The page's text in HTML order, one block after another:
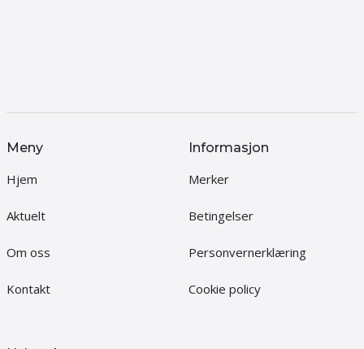
Meny
Hjem
Aktuelt
Om oss
Kontakt
Informasjon
Merker
Betingelser
Personvernerklæring
Cookie policy